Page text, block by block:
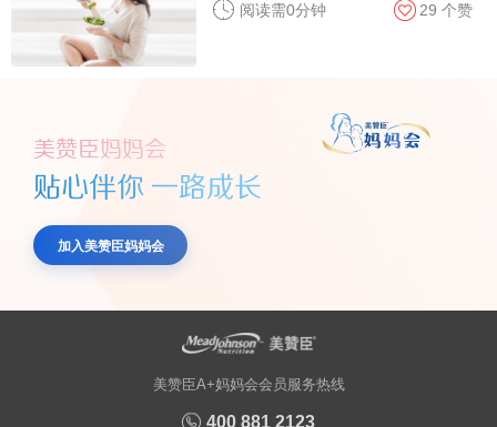
阅读需0分钟 29 个赞
美赞臣妈妈会
贴心伴你 一路成长
加入美赞臣妈妈会
美赞臣A+妈妈会会员服务热线
400 881 2123